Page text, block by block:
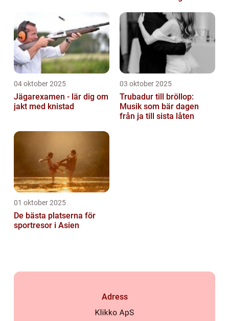
04 oktober 2025
Jägarexamen - lär dig om
jakt med knistad
03 oktober 2025
Trubadur till bröllop:
Musik som bär dagen
från ja till sista låten
01 oktober 2025
De bästa platserna för
sportresor i Asien
Adress